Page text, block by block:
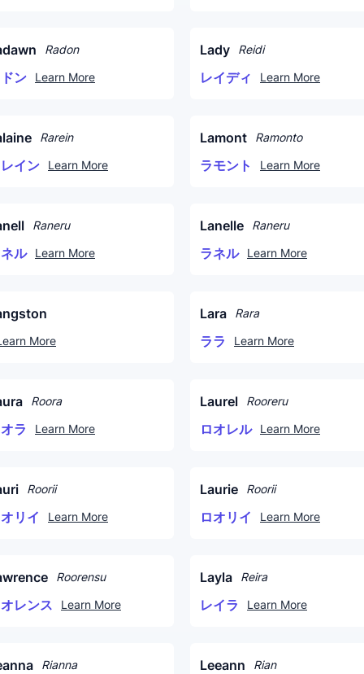
Radon
ン Learn More
Lady Reidi
レイディ Learn More
Rarein
イン Learn More
Lamont Ramonto
ラモント Learn More
Raneru
ル Learn More
Lanelle Raneru
ラネル Learn More
More
Lara Rara
ララ Learn More
Roora
ラ Learn More
Laurel Rooreru
ロオレル Learn More
Roorii
リイ Learn More
Laurie Roorii
ロオリイ Learn More
Roorensu
レンス Learn More
Layla Reira
レイラ Learn More
Rianna Leeann Rian